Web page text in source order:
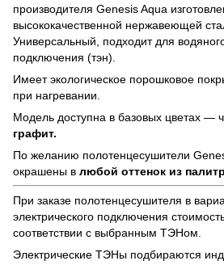
производителя Genesis Aqua
высококачественной нержавеющей
Универсальный, подходит для
подключения (тэн).
Имеет экологическое порошковое
при нагревании.
Модель доступна в базовых цветах — ч
графит.
По желанию полотенцесушители
окрашены в любой оттенок из
При заказе полотенцесушителя в
электрического подключения
соответствии с выбранным ТЭНом.
Электрические ТЭНы подбираются